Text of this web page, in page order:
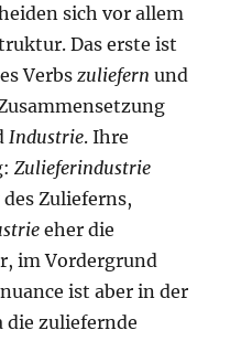
sich vor allem
Das erste ist
Verbszuliefern und
Industrie. Ihre
Zulieferindustrie
Zulieferns,
eher die
im Vordergrund
ist aber in der
die zuliefernde